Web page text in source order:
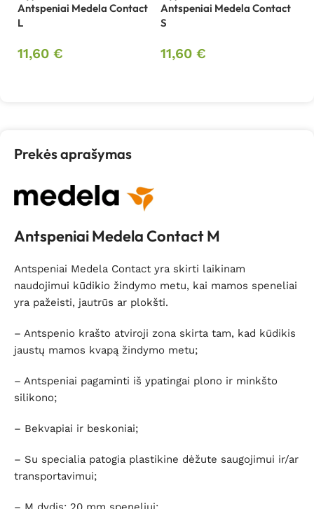
Antspeniai Medela Contact
L
11,60 €
Antspeniai Medela Contact
S
11,60 €
Prekės aprašymas
Antspeniai Medela Contact M
Antspeniai Medela Contact yra skirti laikinam
naudojimui kūdikio žindymo metu, kai mamos speneliai
yra pažeisti, jautrūs ar plokšti.
– Antspenio krašto atviroji zona skirta tam, kad kūdikis
jaustų mamos kvapą žindymo metu;
– Antspeniai pagaminti iš ypatingai plono ir minkšto
silikono;
– Bekvapiai ir beskoniai;
– Su specialia patogia plastikine dėžute saugojimui ir/ar
transportavimui;